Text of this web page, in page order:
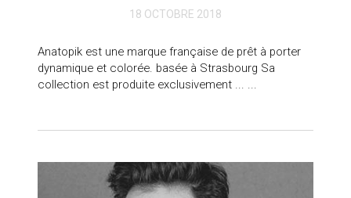
18 OCTOBRE 2018
Anatopik est une marque française de prêt à porter
dynamique et colorée. basée à Strasbourg Sa
collection est produite exclusivement ... ...